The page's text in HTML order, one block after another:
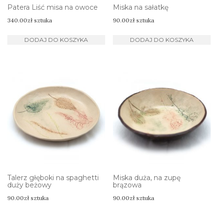
Patera Liść misa na owoce
340.00zł sztuka
DODAJ DO KOSZYKA
Miska na sałatkę
90.00zł sztuka
DODAJ DO KOSZYKA
Talerz głęboki na spaghetti
duży beżowy
90.00zł sztuka
Miska duża, na zupę
brązowa
90.00zł sztuka